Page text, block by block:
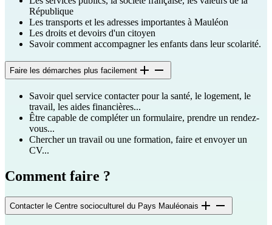
République
Les transports et les adresses importantes à Mauléon
Les droits et devoirs d'un citoyen
Savoir comment accompagner les enfants dans leur scolarité.
Faire les démarches plus facilement
Savoir quel service contacter pour la santé, le logement, le
travail, les aides financières...
Être capable de compléter un formulaire, prendre un rendez-
vous...
Chercher un travail ou une formation, faire et envoyer un
CV...
Comment faire ?
Contacter le Centre socioculturel du Pays Mauléonais